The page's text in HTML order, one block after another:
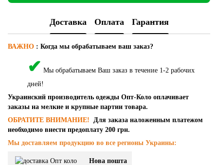
Доставка Оплата Гарантия
ВАЖНО : Когда мы обрабатываем ваш заказ?
✔ Мы обрабатываем Ваш заказ в течение 1-2 рабочих
дней!
Украинский производитель одежды Опт-Коло оплачивает
заказы на мелкие и крупные партии товара.
ОБРАТИТЕ ВНИМАНИЕ!
Для заказа наложенным платежом
необходимо внести предоплату 200 грн.
Мы доставляем продукцию во все регионы Украины:
Нова пошта